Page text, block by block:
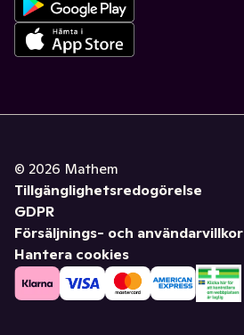
© 2026 Mathem
Tillgänglighetsredogörelse
GDPR
Försäljnings- och användarvillkor
Hantera cookies